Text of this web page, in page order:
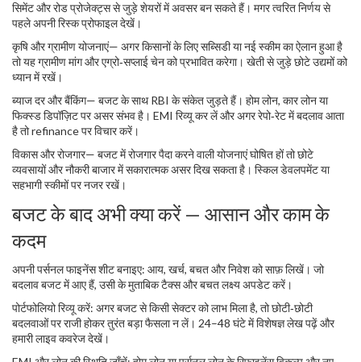
सिमेंट और रोड प्रोजेक्ट्स से जुड़े शेयरों में अवसर बन सकते हैं। मगर त्वरित निर्णय से
पहले अपनी रिस्क प्रोफाइल देखें।
कृषि और ग्रामीण योजनाएं— अगर किसानों के लिए सब्सिडी या नई स्कीम का ऐलान हुआ है
तो यह ग्रामीण मांग और एग्रो‑सप्लाई चेन को प्रभावित करेगा। खेती से जुड़े छोटे उद्यमों को
ध्यान में रखें।
ब्याज दर और बैंकिंग— बजट के साथ RBI के संकेत जुड़ते हैं। होम लोन, कार लोन या
फिक्स्ड डिपॉज़िट पर असर संभव है। EMI रिव्यू कर लें और अगर रेपो‑रेट में बदलाव आता
है तो refinance पर विचार करें।
विकास और रोजगार— बजट में रोजगार पैदा करने वाली योजनाएं घोषित हों तो छोटे
व्यवसायों और नौकरी बाजार में सकारात्मक असर दिख सकता है। स्किल डेवलपमेंट या
सहभागी स्कीमों पर नजर रखें।
बजट के बाद अभी क्या करें — आसान और काम के
कदम
अपनी पर्सनल फाइनेंस शीट बनाइए: आय, खर्च, बचत और निवेश को साफ़ लिखें। जो
बदलाव बजट में आए हैं, उसी के मुताबिक टैक्स और बचत लक्ष्य अपडेट करें।
पोर्टफोलियो रिव्यू करें: अगर बजट से किसी सेक्टर को लाभ मिला है, तो छोटी‑छोटी
बदलवाओं पर राजी होकर तुरंत बड़ा फैसला न लें। 24–48 घंटे में विशेषज्ञ लेख पढ़ें और
हमारी लाइव कवरेज देखें।